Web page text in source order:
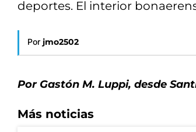
deportes. El interior
Por jmo2502
Por Gastón M. Luppi, desde
Más noticias